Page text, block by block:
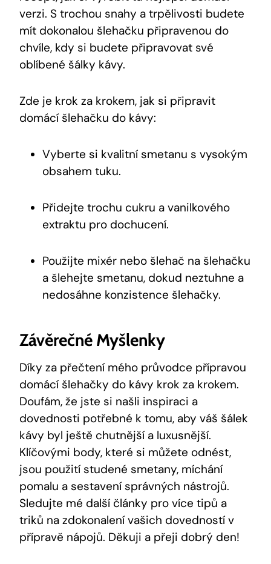
verzi. S trochou snahy a trpělivosti budete
mít dokonalou šlehačku připravenou do
chvíle, kdy si budete připravovat své
oblíbené šálky kávy.
Zde je krok za krokem, jak si připravit
domácí šlehačku do kávy:
Vyberte si kvalitní smetanu s vysokým
obsahem tuku.
Přidejte trochu cukru a vanilkového
extraktu pro dochucení.
Použijte mixér nebo šlehač na šlehačku
a šlehejte smetanu, dokud neztuhne a
nedosáhne konzistence šlehačky.
Závěrečné Myšlenky
Díky za přečtení mého průvodce přípravou
domácí šlehačky do kávy krok za krokem.
Doufám, že jste si našli inspiraci a
dovednosti potřebné k tomu, aby váš šálek
kávy byl ještě chutnější a luxusnější.
Klíčovými body, které si můžete odnést,
jsou použití studené smetany, míchání
pomalu a sestavení správných nástrojů.
Sledujte mé další články pro více tipů a
triků na zdokonalení vašich dovedností v
přípravě nápojů. Děkuji a přeji dobrý den!